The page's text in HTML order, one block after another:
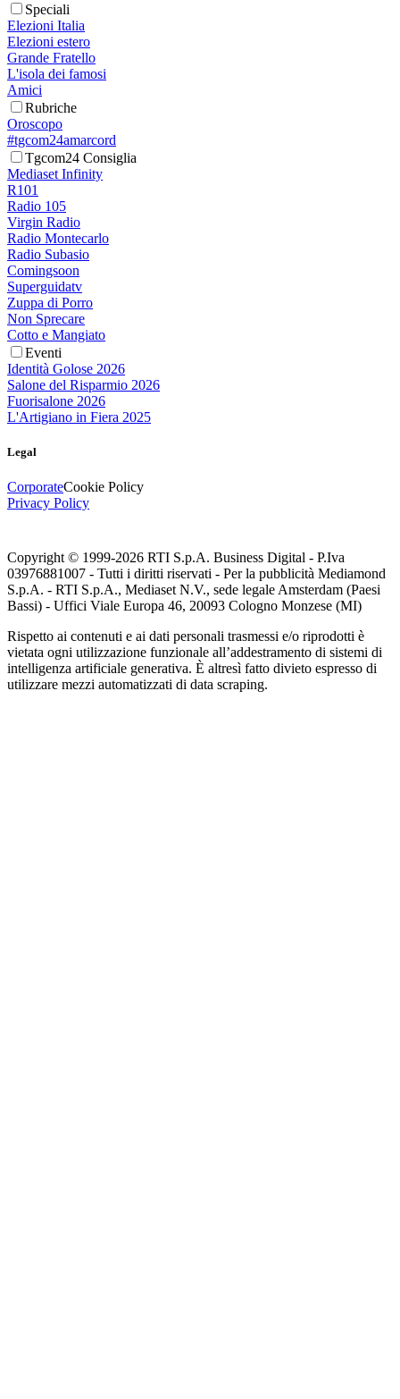
Speciali
Elezioni Italia
Elezioni estero
Grande Fratello
L'isola dei famosi
Amici
Rubriche
Oroscopo
#tgcom24amarcord
Tgcom24 Consiglia
Mediaset Infinity
R101
Radio 105
Virgin Radio
Radio Montecarlo
Radio Subasio
Comingsoon
Superguidatv
Zuppa di Porro
Non Sprecare
Cotto e Mangiato
Eventi
Identità Golose 2026
Salone del Risparmio 2026
Fuorisalone 2026
L'Artigiano in Fiera 2025
Legal
CorporateCookie Policy
Privacy Policy
Copyright © 1999-2026 RTI S.p.A. Business Digital - P.Iva
03976881007 - Tutti i diritti riservati - Per la pubblicità Mediamond
S.p.A. - RTI S.p.A., Mediaset N.V., sede legale Amsterdam (Paesi
Bassi) - Uffici Viale Europa 46, 20093 Cologno Monzese (MI)
Rispetto ai contenuti e ai dati personali trasmessi e/o riprodotti è
vietata ogni utilizzazione funzionale all’addestramento di sistemi di
intelligenza artificiale generativa. È altresì fatto divieto espresso di
utilizzare mezzi automatizzati di data scraping.